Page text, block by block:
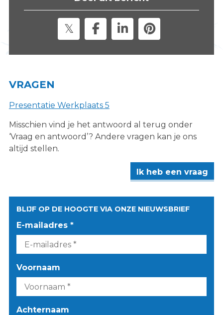
"
VRAGEN
Presentatie Werkplaats 5
Misschien vind je het antwoord al terug onder
‘Vraag en antwoord’? Andere vragen kan je ons
altijd stellen.
Ik heb een vraag
BLIJF OP DE HOOGTE VIA ONZE NIEUWSBRIEF
E-mailadres *
Voornaam
Achternaam